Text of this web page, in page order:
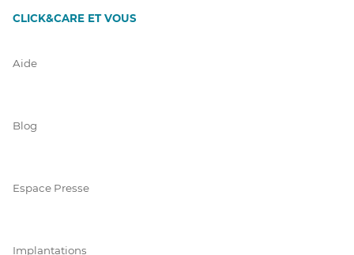
CLICK&CARE ET VOUS
Aide
Blog
Espace Presse
Implantations